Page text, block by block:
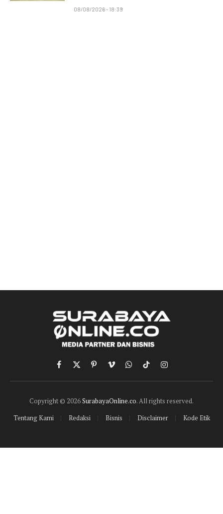
08/08/2026 - 18:39
Facebook
X
(Twitter)
PinterestVimeoWhatsApp
TikTokInstagram
Copyright © 2026SurabayaOnline.co. All rights reserved.
Tentang Kami
Redaksi Bisnis Disclaimer Kode Etik